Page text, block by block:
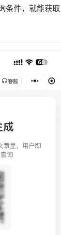
条件，就能获取